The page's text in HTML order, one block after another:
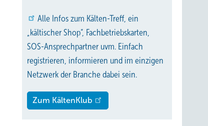
Alle Infos zum Kälten-Treff, ein
„kältischer Shop“, Fachbetriebskarten,
SOS-Ansprechpartner uvm. Einfach
registrieren, informieren und im einzigen
Netzwerk der Branche dabei sein.
Zum KältenKlub